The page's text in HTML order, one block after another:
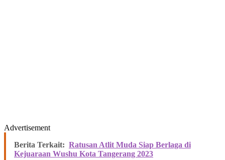
Advertisement
Berita Terkait: Ratusan Atlit Muda Siap Berlaga di
Kejuaraan Wushu Kota Tangerang 2023